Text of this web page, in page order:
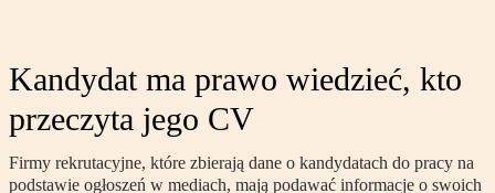
Kandydat ma prawo wiedzieć, kto
przeczyta jego CV
Firmy rekrutacyjne, które zbierają dane o kandydatach do pracy na
podstawie ogłoszeń w mediach, mają podawać informacje o swoich